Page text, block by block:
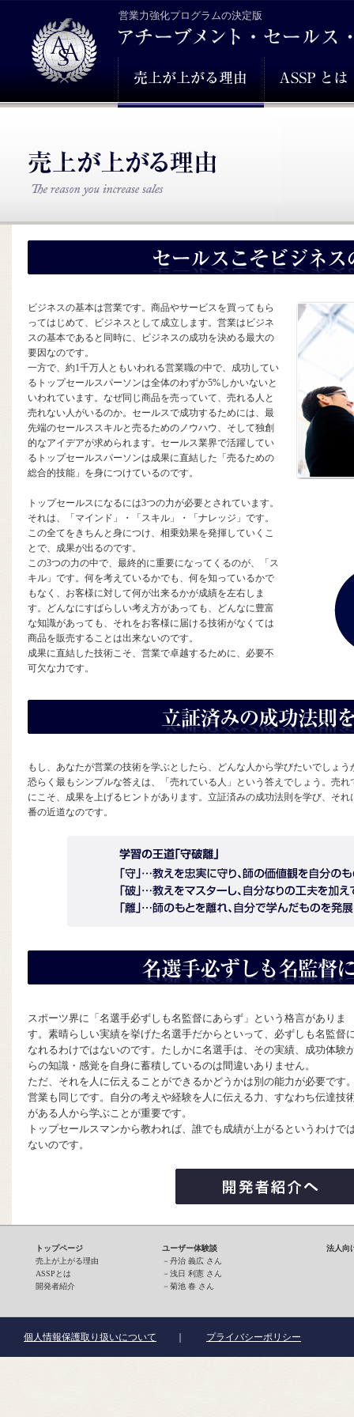
営業力強化プログラムの決定版
ビジネスの基本は営業です。商品やサービスを買ってもら
ってはじめて、ビジネスとして成立します。営業はビジネ
スの基本であると同時に、ビジネスの成功を決める最大の
要因なのです。
一方で、約1千万人ともいわれる営業職の中で、成功してい
るトップセールスパーソンは全体のわずか5%しかいないと
いわれています。なぜ同じ商品を売っていて、売れる人と
売れない人がいるのか。セールスで成功するためには、最
先端のセールススキルと売るためのノウハウ、そして独創
的なアイデアが求められます。セールス業界で活躍してい
るトップセールスパーソンは成果に直結した「売るための
総合的技能」を身につけているのです。
トップセールスになるには3つの力が必要とされています。
それは、「マインド」・「スキル」・「ナレッジ」です。
この全てをきちんと身につけ、相乗効果を発揮していくこ
とで、成果が出るのです。
この3つの力の中で、最終的に重要になってくるのが、「ス
キル」です。何を考えているかでも、何を知っているかで
もなく、お客様に対して何が出来るかが成績を左右しま
す。どんなにすばらしい考え方があっても、どんなに豊富
な知識があっても、それをお客様に届ける技術がなくては
商品を販売することは出来ないのです。
成果に直結した技術こそ、営業で卓越するために、必要不
可欠な力です。
もし、あなたが営業の技術を学ぶとしたら、どんな人から学びたいでしょう
恐らく最もシンプルな答えは、「売れている人」という答えでしょう。売
にこそ、成果を上げるヒントがあります。立証済みの成功法則を学び、そ
番の近道なのです。
スポーツ界に「名選手必ずしも名監督にあらず」という格言がありま
す。素晴らしい実績を挙げた名選手だからといって、必ずしも名監督
なれるわけではないのです。たしかに名選手は、その実績、成功体験
らの知識・感覚を自身に蓄積しているのは間違いありません。
ただ、それを人に伝えることができるかどうかは別の能力が必要です
営業も同じです。自分の考えや経験を人に伝える力、すなわち伝達技
がある人から学ぶことが重要です。
トップセールスマンから教われば、誰でも成績が上がるというわけで
ないのです。
トップページ
売上が上がる理由
ASSPとは
開発者紹介
ユーザー体験談
－ 丹治 義広 さん
－ 浅日 利憲 さん
－ 菊池 春 さん
法人向
個人情報保護取り扱いについて プライバシーポリシー